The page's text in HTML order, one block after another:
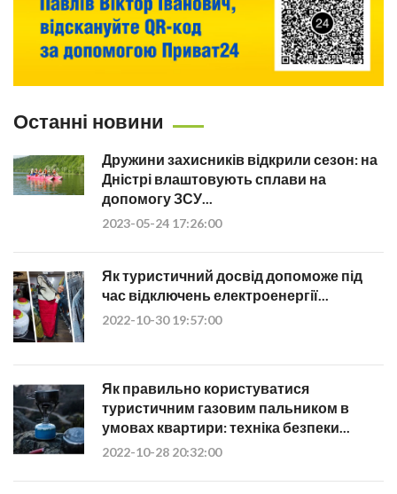
Останні новини
Дружини захисників відкрили сезон: на
Дністрі влаштовують сплави на
допомогу ЗСУ...
2023-05-24 17:26:00
Як туристичний досвід допоможе під
час відключень електроенергії...
2022-10-30 19:57:00
Як правильно користуватися
туристичним газовим пальником в
умовах квартири: техніка безпеки...
2022-10-28 20:32:00